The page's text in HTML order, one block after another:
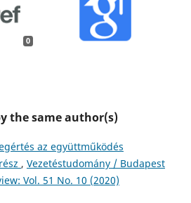
0
the same author(s)
az együttműködés
, Vezetéstudomány / Budapest
Vol. 51 No. 10 (2020)